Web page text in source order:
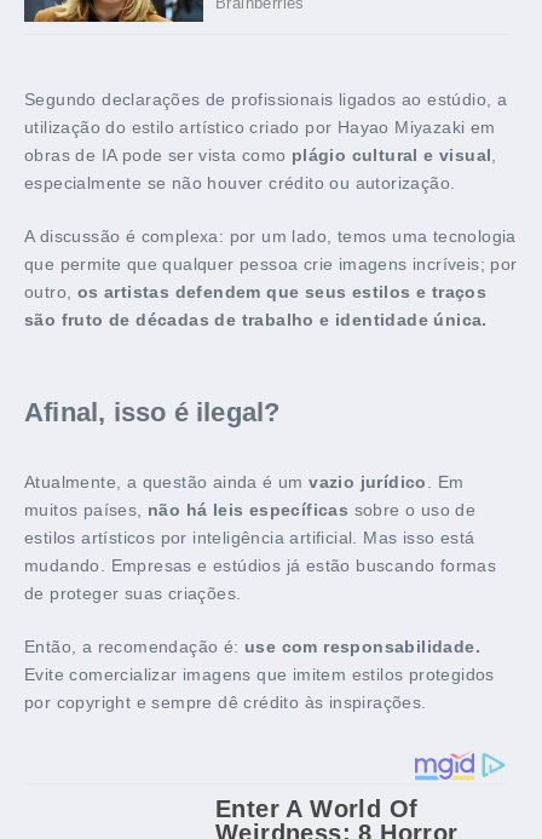
Segundo declarações de profissionais ligados ao estúdio, a
utilização do estilo artístico criado por Hayao Miyazaki em
obras de IA pode ser vista como plágio cultural e visual
especialmente se não houver crédito ou autorização.
A discussão é complexa: por um lado, temos uma tecnologia
que permite que qualquer pessoa crie imagens incríveis; por
outro, os artistas defendem que seus estilos e traços
são fruto de décadas de trabalho e identidade única.
Afinal, isso é ilegal?
Atualmente, a questão ainda é umvazio jurídico
. Em
muitos países, não há leis específicas sobre o uso de
estilos artísticos por inteligência artificial. Mas isso está
mudando. Empresas e estúdios já estão buscando formas
de proteger suas criações.
Então, a recomendação é: use com responsabilidade.
Evite comercializar imagens que imitem estilos protegidos
por copyright e sempre dê crédito às inspirações.